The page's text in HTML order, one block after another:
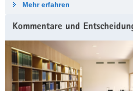
Mehr erfahren
Kommentare und